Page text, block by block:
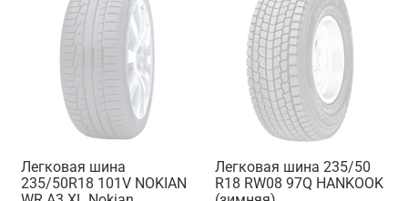
Легковая шина
235/50R18 101V NOKIAN
Легковая шина 235/50
R18 RW08 97Q HANKOOK